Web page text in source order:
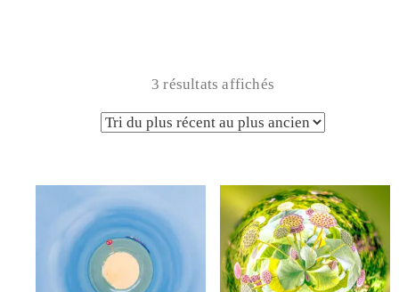
3 résultats affichés